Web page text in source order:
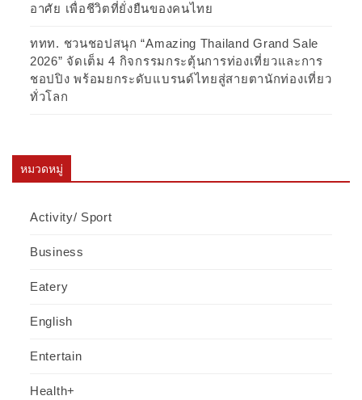
อาศัย เพื่อชีวิตที่ยั่งยืนของคนไทย
ททท. ชวนชอปสนุก “Amazing Thailand Grand Sale
2026” จัดเต็ม 4 กิจกรรมกระตุ้นการท่องเที่ยวและการ
ชอปปิง พร้อมยกระดับแบรนด์ไทยสู่สายตานักท่องเที่ยว
ทั่วโลก
หมวดหมู่
Activity/ Sport
Business
Eatery
English
Entertain
Health+